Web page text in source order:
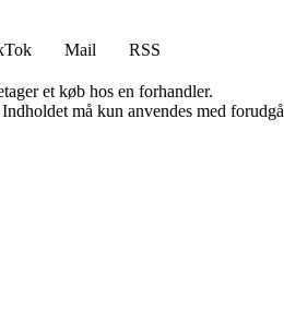
Mail
RSS
et køb hos en forhandler.
må kun anvendes med